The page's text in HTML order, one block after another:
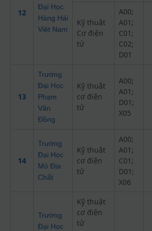
12
Đại Học
Hàng Hải
Việt Nam
Kỹ thuật
Cơ điện
tử
A00;
A01;
C01;
C02;
D01
13
Trường
Đại Học
Phạm
Văn
Đồng
Kỹ thuật
cơ điện
tử
A00;
A01;
D01;
X05
14
Trường
Đại Học
Mỏ Địa
Chất
Kỹ thuật
cơ điện
tử
A00;
A01;
C01;
D01;
X06
Trường
Đại Học
Kỹ thuật
cơ điện
tử